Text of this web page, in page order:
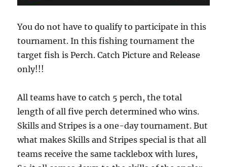
You do not have to qualify to participate in this
tournament. In this fishing tournament the
target fish is Perch. Catch Picture and Release
only!!!
All teams have to catch 5 perch, the total
length of all five perch determined who wins.
Skills and Stripes is a one-day tournament. But
what makes Skills and Stripes special is that all
teams receive the same tacklebox with lures,